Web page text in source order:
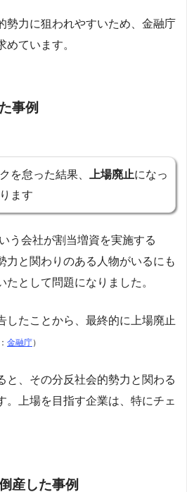
力に狙われやすいため、 金融庁
めています。
事例
を怠った結果、 上場廃止になっ
ます
う会社が割当増資を実施する
力と関わりのある人物がいるにも
として問題になりました。
したことから、最終的に上場廃止
金融庁）
と、その分反社会的勢力と関わる
。上場を目指す企業は、特にチェ
産した事例